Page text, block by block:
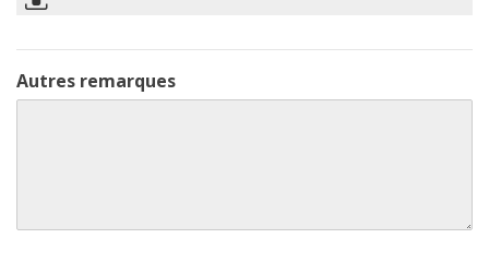
Autres remarques